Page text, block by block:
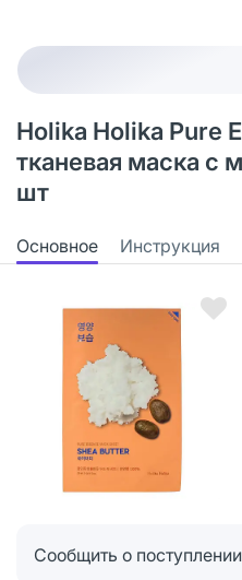
Holika Holika Pure
тканевая маска с
шт
Основное Инструкция
Сообщить о поступлении